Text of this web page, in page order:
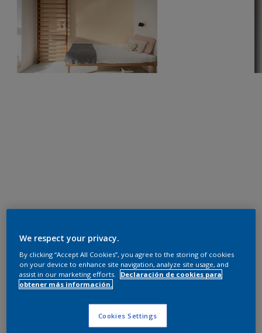
We respect your privacy.
By clicking “Accept All Cookies”, you agree to the storing of cookies
on your device to enhance site navigation, analyze site usage, and
assist in our marketing efforts.
Declaración de cookies para
obtener más información.
Cookies Settings